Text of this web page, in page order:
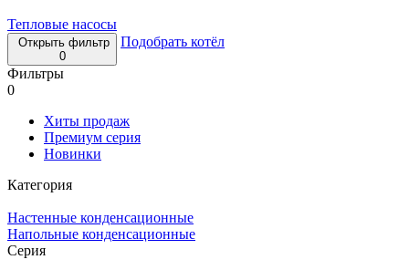
Тепловые насосы
Открыть фильтр
0
Подобрать котёл
Фильтры
0
Хиты продаж
Премиум серия
Новинки
Категория
Настенные конденсационные
Напольные конденсационные
Серия